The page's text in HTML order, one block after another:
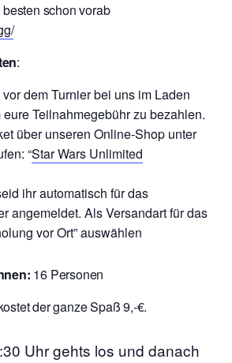
schon vorab
:
dem Turnier bei uns im Laden
Teilnahmegebühr zu bezahlen.
über unseren Online-Shop unter
“Star Wars Unlimited
ihr automatisch für das
angemeldet. Als Versandart für das
vor Ort” auswählen
16 Personen
der ganze Spaß 9,-€.
Uhr gehts los und danach